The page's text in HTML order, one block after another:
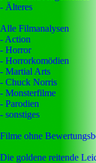
- Älteres
Alle Filmanalysen
- Action
- Horror
- Horrorkomödien
- Martial Arts
- Chuck Norris
- Monsterfilme
- Parodien
- sonstiges
Filme ohne
Die goldene reitende